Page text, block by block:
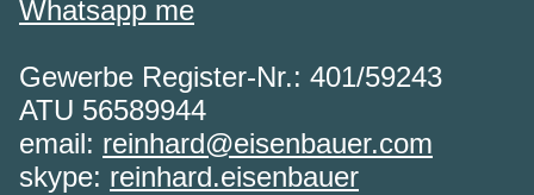
Whatsapp me
Gewerbe Register-Nr.: 401/59243
ATU 56589944
email: reinhard@eisenbauer.com
skype: reinhard.eisenbauer